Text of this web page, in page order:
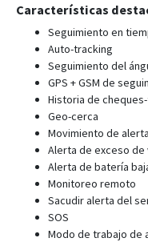
TKOBD
TKSTAR
XE108
XE209
XE210
Características
Seguimiento en
Auto-tracking
Seguimiento del
GPS + GSM de
Historia de
Geo-cerca
Movimiento de alerta
Alerta de exceso de
Alerta de batería
Monitoreo remoto
Sacudir alerta del
SOS
Modo de trabajo de